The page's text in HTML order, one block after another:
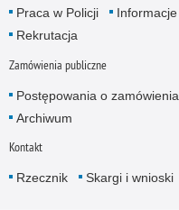
Praca w Policji Informacje
Rekrutacja
Zamówienia publiczne
Postępowania o zamówienia
Archiwum
Kontakt
Rzecznik Skargi i wnioski